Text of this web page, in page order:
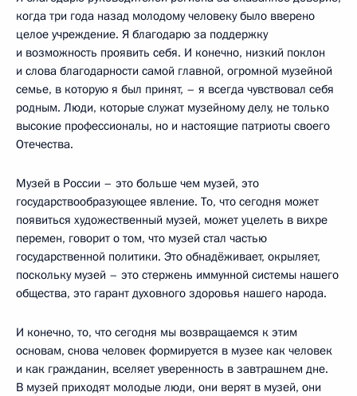
когда три года назад молодому человеку было вверено
целое учреждение. Я благодарю за поддержку
и возможность проявить себя. И конечно, низкий поклон
и слова благодарности самой главной, огромной музейной
семье, в которую я был принят, – я всегда чувствовал себя
родным. Люди, которые служат музейному делу, не только
высокие профессионалы, но и настоящие патриоты своего
Отечества.
Музей в России – это больше чем музей, это
государствообразующее явление. То, что сегодня может
появиться художественный музей, может уцелеть в вихре
перемен, говорит о том, что музей стал частью
государственной политики. Это обнадёживает, окрыляет,
поскольку музей – это стержень иммунной системы нашего
общества, это гарант духовного здоровья нашего народа.
И конечно, то, что сегодня мы возвращаемся к этим
основам, снова человек формируется в музее как человек
и как гражданин, вселяет уверенность в завтрашнем дне.
В музей приходят молодые люди, они верят в музей, они